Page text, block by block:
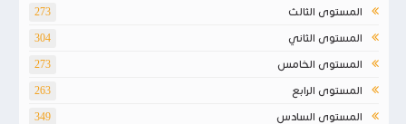
المستوى الثالث 273
المستوى الثاني 304
المستوى الخامس 273
المستوى الرابع 263
المستوى السادس 349